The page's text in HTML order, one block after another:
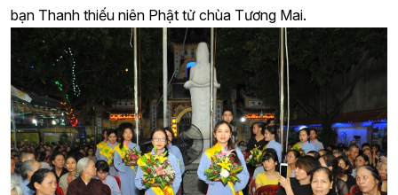
bạn Thanh thiếu niên Phật tử chùa Tương Mai.